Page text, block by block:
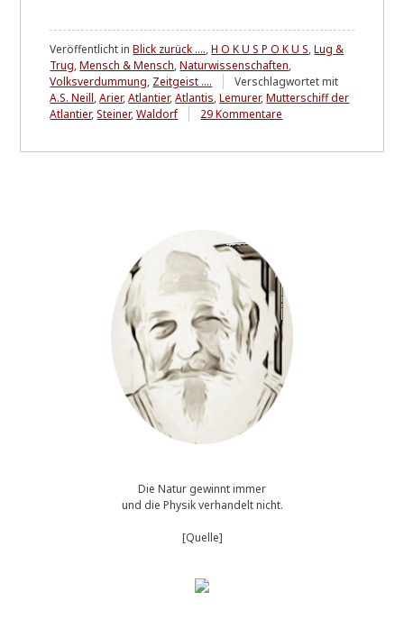
Veröffentlicht inBlick zurück ....,H O K U S P O K U S,Lug &
Trug,Mensch & Mensch,Naturwissenschaften,
Volksverdummung, Zeitgeist ....
Verschlagwortet mit
A.S. Neill,Arier,Atlantier,Atlantis,Lemurer,Mutterschiff der
Atlantier,Steiner,Waldorf 29 Kommentare
u
p
d
a
e
*
Die Natur gewinnt immer
und die Physik verhandelt nicht.
[Quelle]